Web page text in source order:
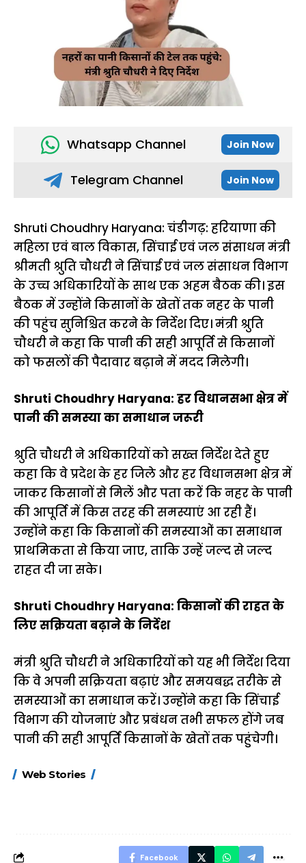
Whatsapp Channel Join Now
Telegram Channel Join Now
Shruti Choudhry Haryana: चंडीगढ़: हरियाणा की
महिला एवं बाल विकास, सिंचाई एवं जल संसाधन मंत्री
श्रीमती श्रुति चौधरी ने सिंचाई एवं जल संसाधन विभाग
के उच्च अधिकारियों के साथ एक अहम बैठक की। इस
बैठक में उन्होंने किसानों के खेतों तक नहर के पानी
की पहुंच सुनिश्चित करने के निर्देश दिए। मंत्री श्रुति
चौधरी ने कहा कि पानी की सही आपूर्ति से किसानों
को फसलों की पैदावार बढ़ाने में मदद मिलेगी।
Shruti Choudhry Haryana: हर विधानसभा क्षेत्र में
पानी की समस्या का समाधान जरूरी
श्रुति चौधरी ने अधिकारियों को सख्त निर्देश देते हुए
कहा कि वे प्रदेश के हर जिले और हर विधानसभा क्षेत्र में
जाकर किसानों से मिलें और पता करें कि नहर के पानी
की आपूर्ति में किस तरह की समस्याएं आ रही हैं।
उन्होंने कहा कि किसानों की समस्याओं का समाधान
प्राथमिकता से किया जाए, ताकि उन्हें जल्द से जल्द
राहत दी जा सके।
Shruti Choudhry Haryana: किसानों की राहत के
लिए सक्रियता बढ़ाने के निर्देश
मंत्री श्रुति चौधरी ने अधिकारियों को यह भी निर्देश दिया
कि वे अपनी सक्रियता बढ़ाएं और समयबद्ध तरीके से
समस्याओं का समाधान करें। उन्होंने कहा कि सिंचाई
विभाग की योजनाएं और प्रबंधन तभी सफल होंगे जब
पानी की सही आपूर्ति किसानों के खेतों तक पहुंचेगी।
Web Stories
FASTag के ये नए
Facebook